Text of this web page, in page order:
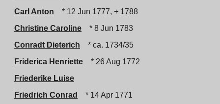
Carl Anton
* 12 Jun 1777, + 1788
Christine Caroline
* 8 Jun 1783
Conradt Dieterich
* ca. 1734/35
Friderica Henriette
* 26 Aug 1772
Friederike Luise
Friedrich Conrad
* 14 Apr 1771